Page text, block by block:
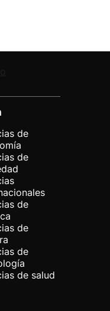
de
de
de
de
de
de salud